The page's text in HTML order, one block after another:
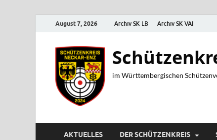
August 7, 2026 Archiv SK LB Archiv SK VAI
im Württembergischen
AKTUELLES DER SCHÜTZENKREIS